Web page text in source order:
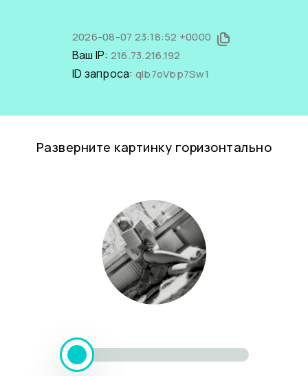
2026-08-07 23:18:52 +0000
Ваш IP: 216.73.216.192
ID запроса: qIb7oVbp7Sw1
Разверните картинку горизонтально